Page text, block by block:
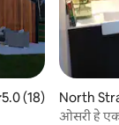
5.0 सरासरी रेटिंग,
5.0 (18)
North
ओसरी हे